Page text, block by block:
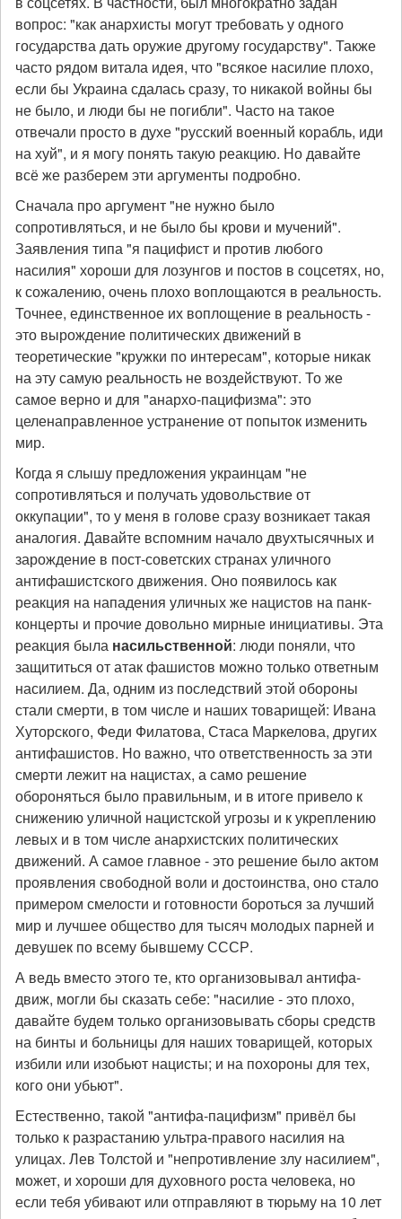
вопрос: "как анархисты могут требовать у одного
государства дать оружие другому государству". Также
часто рядом витала идея, что "всякое насилие плохо,
если бы Украина сдалась сразу, то никакой войны бы
не было, и люди бы не погибли". Часто на такое
отвечали просто в духе "русский военный корабль, иди
на хуй", и я могу понять такую реакцию. Но давайте
всё же разберем эти аргументы подробно.
Сначала про аргумент "не нужно было
сопротивляться, и не было бы крови и мучений".
Заявления типа "я пацифист и против любого
насилия" хороши для лозунгов и постов в соцсетях, но,
к сожалению, очень плохо воплощаются в реальность.
Точнее, единственное их воплощение в реальность -
это вырождение политических движений в
теоретические "кружки по интересам", которые никак
на эту самую реальность не воздействуют. То же
самое верно и для "анархо-пацифизма": это
целенаправленное устранение от попыток изменить
мир.
Когда я слышу предложения украинцам "не
сопротивляться и получать удовольствие от
оккупации", то у меня в голове сразу возникает такая
аналогия. Давайте вспомним начало двухтысячных и
зарождение в пост-советских странах уличного
антифашистского движения. Оно появилось как
реакция на нападения уличных же нацистов на панк-
концерты и прочие довольно мирные инициативы. Эта
реакция была насильственной: люди поняли, что
защититься от атак фашистов можно только ответным
насилием. Да, одним из последствий этой обороны
стали смерти, в том числе и наших товарищей: Ивана
Хуторского, Феди Филатова, Стаса Маркелова, других
антифашистов. Но важно, что ответственность за эти
смерти лежит на нацистах, а само решение
обороняться было правильным, и в итоге привело к
снижению уличной нацистской угрозы и к укреплению
левых и в том числе анархистских политических
движений. А самое главное - это решение было актом
проявления свободной воли и достоинства, оно стало
примером смелости и готовности бороться за лучший
мир и лучшее общество для тысяч молодых парней и
девушек по всему бывшему СССР.
А ведь вместо этого те, кто организовывал антифа-
движ, могли бы сказать себе: "насилие - это плохо,
давайте будем только организовывать сборы средств
на бинты и больницы для наших товарищей, которых
избили или изобьют нацисты; и на похороны для тех,
кого они убьют".
Естественно, такой "антифа-пацифизм" привёл бы
только к разрастанию ультра-правого насилия на
улицах. Лев Толстой и "непротивление злу насилием",
может, и хороши для духовного роста человека, но
если тебя убивают или отправляют в тюрьму на 10 лет